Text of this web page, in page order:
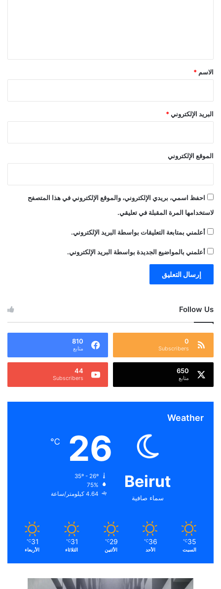
*
الاسم *
البريد الإلكتروني*
الموقع الإلكتروني
احفظ اسمي، بريدي الإلكتروني، والموقع الإلكتروني في هذا المتصفح
لاستخدامها المرة المقبلة في تعليقي.
أعلمني بمتابعة التعليقات بواسطة البريد الإلكتروني.
أعلمني بالمواضيع الجديدة بواسطة البريد الإلكتروني.
Follow Us
0
Subscribers
810
متابع
650
متابع
44
Subscribers
Weather
Beirut
سماء صافية
26
℃
75%
4.64 كيلومتر/ساعة
35
℃
السبت
36
℃
الأحد
29
℃
الأثنين
31
℃
الثلاثاء
31
℃
الأربعاء